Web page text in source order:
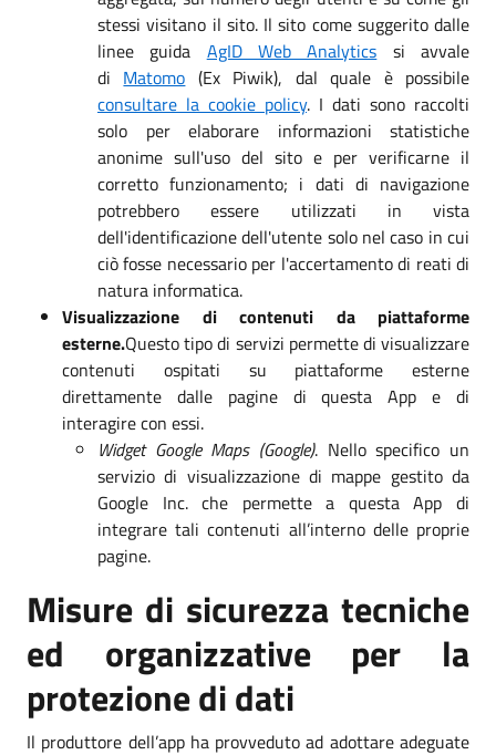
stessi visitano il sito. Il sito come suggerito dalle
linee guida AgID Web Analytics si avvale
di Matomo (Ex Piwik), dal quale è possibile
consultare la cookie policy. I dati sono raccolti
solo per elaborare informazioni statistiche
anonime sull'uso del sito e per verificarne il
corretto funzionamento; i dati di navigazione
potrebbero essere utilizzati in vista
dell'identificazione dell'utente solo nel caso in cui
ciò fosse necessario per l'accertamento di reati di
natura informatica.
Visualizzazione di contenuti da piattaforme
esterne.Questo tipo di servizi permette di visualizzare
contenuti ospitati su piattaforme esterne
direttamente dalle pagine di questa App e di
interagire con essi.
Widget Google Maps (Google). Nello specifico un
servizio di visualizzazione di mappe gestito da
Google Inc. che permette a questa App di
integrare tali contenuti all’interno delle proprie
pagine.
Misure di sicurezza tecniche
ed organizzative per la
protezione di dati
Il produttore dell’app ha provveduto ad adottare adeguate